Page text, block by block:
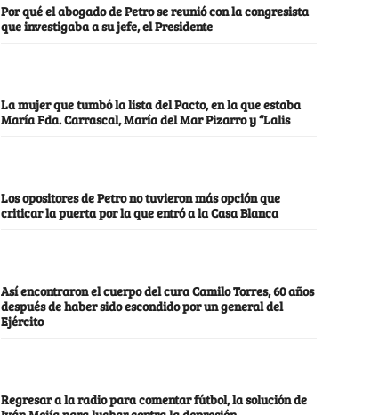
Por qué el abogado de Petro se reunió con la congresista
que investigaba a su jefe, el Presidente
La mujer que tumbó la lista del Pacto, en la que estaba
María Fda. Carrascal, María del Mar Pizarro y “Lalis
Los opositores de Petro no tuvieron más opción que
criticar la puerta por la que entró a la Casa Blanca
Así encontraron el cuerpo del cura Camilo Torres, 60 años
después de haber sido escondido por un general del
Ejército
Regresar a la radio para comentar fútbol, la solución de